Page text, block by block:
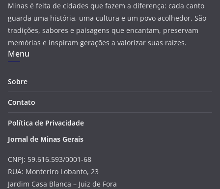
Minas é feita de cidades que fazem a diferença: cada canto
guarda uma história, uma cultura e um povo acolhedor. São
tradições, sabores e paisagens que encantam, preservam
memórias e inspiram gerações a valorizar suas raízes.
Menu
Sobre
Contato
Política de Privacidade
Jornal de Minas Gerais
CNPJ: 59.616.593/0001-68
RUA: Monteriro Lobanto, 23
Jardim Casa Blanca – Juiz de Fora